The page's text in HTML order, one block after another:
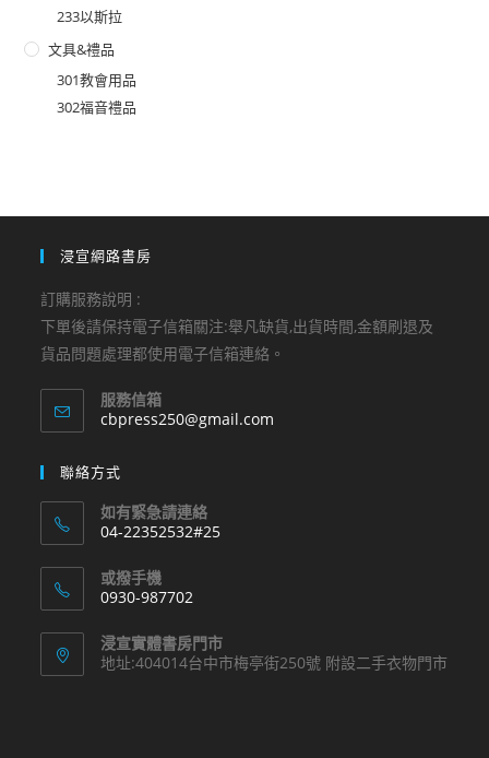
233以斯拉
文具&禮品
301教會用品
302福音禮品
浸宣網路書房
訂購服務說明 :
下單後請保持電子信箱關注:舉凡缺貨,出貨時間,金額刷退及
貨品問題處理都使用電子信箱連絡。
服務信箱
cbpress250@gmail.com
聯絡方式
如有緊急請連絡
04-22352532#25
in
your
application
或撥手機
0930-987702
in
your
浸宣實體書房門市
地址:404014台中市梅亭街250號 附設二手衣物門市